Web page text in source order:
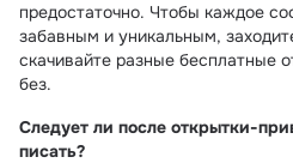
предостаточно. Чтобы каждое
забавным и уникальным,
скачивайте разные бесплатные
без.
Следует ли после открытки-
писать?